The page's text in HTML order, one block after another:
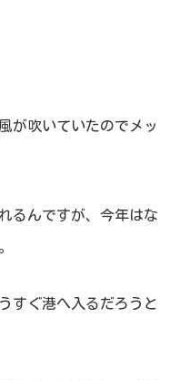
が吹いていたのでメッ
るんですが、今年はな
すぐ港へ入るだろうと